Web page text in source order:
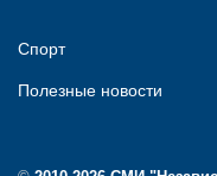
Спорт
Полезные новости